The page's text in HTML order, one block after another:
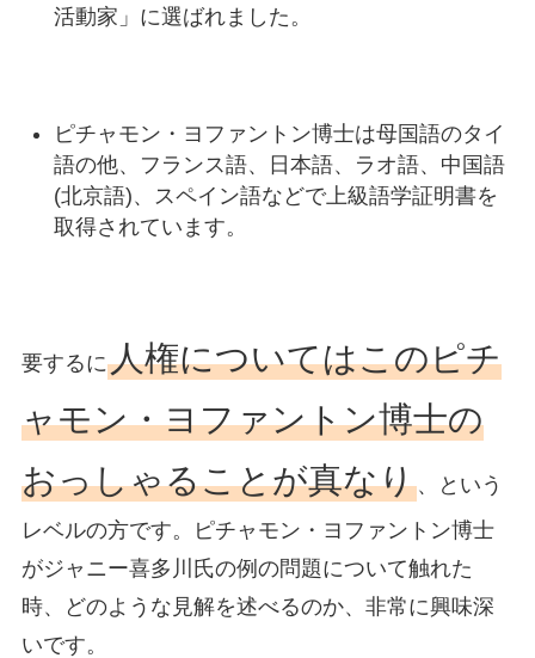
活動家」に選ばれました。
ピチャモン・ヨファントン博士は母国語のタイ
語の他、フランス語、日本語、ラオ語、中国語
(北京語)、スペイン語などで上級語学証明書を
取得されています。
要するに人権についてはこのピチ
ャモン・ヨファントン博士の
おっしゃることが真なり、という
レベルの方です。ピチャモン・ヨファントン博士
がジャニー喜多川氏の例の問題について触れた
時、どのような見解を述べるのか、非常に興味深
いです。